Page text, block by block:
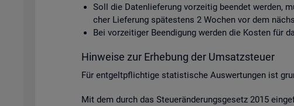
Soll die Da­ten­lie­fe­rung vor­zei­tig be­en­det wer­den,
cher Lie­fe­rung spä­tes­tens 2 Wo­chen vor dem
Bei vor­zei­ti­ger Be­en­di­gung wer­den die Kos­ten für
Hin­wei­se zur Er­he­bung der Um­satz­steu­er
Für ent­gelt­pflich­ti­ge sta­tis­ti­sche Aus­wer­tun­gen ist
Mit dem durch das Steu­er­än­de­rungs­ge­setz 2015